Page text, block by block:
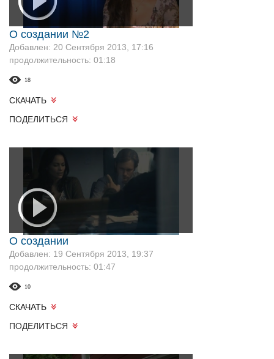
О создании №2
Добавлен: 20 Сентября 2013, 17:16
продолжительность: 01:18
18
СКАЧАТЬ
ПОДЕЛИТЬСЯ
О создании
Добавлен: 19 Сентября 2013, 19:37
продолжительность: 01:47
10
СКАЧАТЬ
ПОДЕЛИТЬСЯ